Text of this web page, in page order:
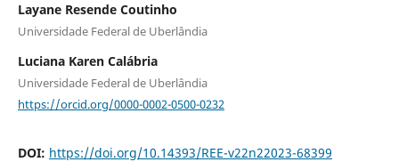
Layane Resende Coutinho
Universidade Federal de Uberlândia
Luciana Karen Calábria
Universidade Federal de Uberlândia
https://orcid.org/0000-0002-0500-0232
DOI: https://doi.org/10.14393/REE-v22n22023-68399